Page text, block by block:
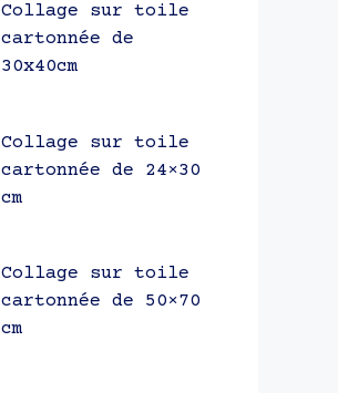
Collage sur toile
cartonnée de
30x40cm
Collage sur toile
cartonnée de 24×30
cm
Collage sur toile
cartonnée de 50×70
cm